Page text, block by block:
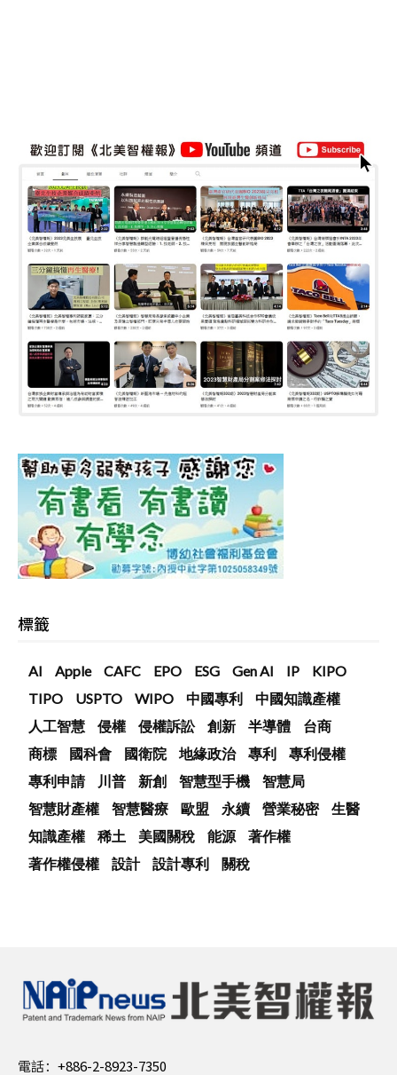
標籤
AI Apple CAFC EPO ESG Gen AI IP
KIPO
TIPO
USPTO WIPO 中國專利
中國知識產權
人工智慧
侵權 侵權訴訟 創新 半導體
台商
商標
國科會 國衛院 地緣政治 專利
專利侵權
專利申請
川普 新創 智慧型手機
智慧局
智慧財產權
智慧醫療 歐盟 永續 營業秘密
生醫
知識產權
稀土 美國關稅 能源
著作權
著作權侵權
設計 設計專利 關稅
電話： +886-2-8923-7350